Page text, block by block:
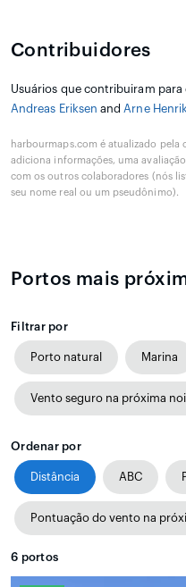
Contribuidores
Usuários que contribuiram para
Andreas Eriksen and Arne
harbourmaps.com é atualizado
adiciona informações, uma
com os outros colaboradores (nós
seu nome real ou um pseudônimo).
Portos mais
Filtrar por
Porto natural Marina
Vento seguro na próxima
Ordenar por
Distância ABC
Pontuação do vento na
6 portos